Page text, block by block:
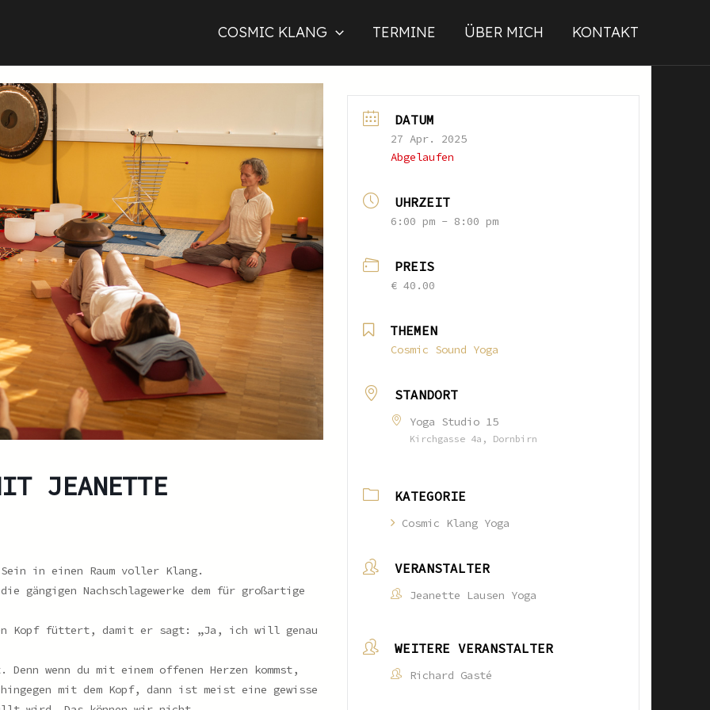
COSMIC KLANG TERMINE ÜBER MICH KONTAKT
JEANETTE
in einen Raum voller Klang.
gängigen Nachschlagewerke dem für großartige
Kopf füttert, damit er sagt: „Ja, ich will genau
wenn du mit einem offenen Herzen kommst,
mit dem Kopf, dann ist meist eine gewisse
DATUM
27 Apr. 2025
Abgelaufen
UHRZEIT
6:00 pm - 8:00 pm
PREIS
€ 40.00
THEMEN
Cosmic Sound Yoga
STANDORT
Yoga Studio 15
Kirchgasse 4a, Dornbirn
KATEGORIE
Cosmic Klang Yoga
VERANSTALTER
Jeanette Lausen Yoga
WEITERE VERANSTALTER
Richard Gasté